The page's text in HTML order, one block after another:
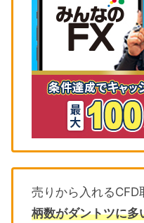
売りから入れるCFD
柄数がダントツに多